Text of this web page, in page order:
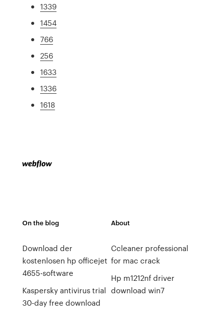
1339
1454
766
256
1633
1336
1618
On the blog
Download der
kostenlosen hp officejet
4655-software
Kaspersky antivirus trial
30-day free download
About
Ccleaner professional
for mac crack
Hp m1212nf driver
download win7